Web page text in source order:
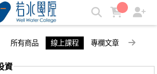
學院
所有商品 線上課程 專欄文章
資